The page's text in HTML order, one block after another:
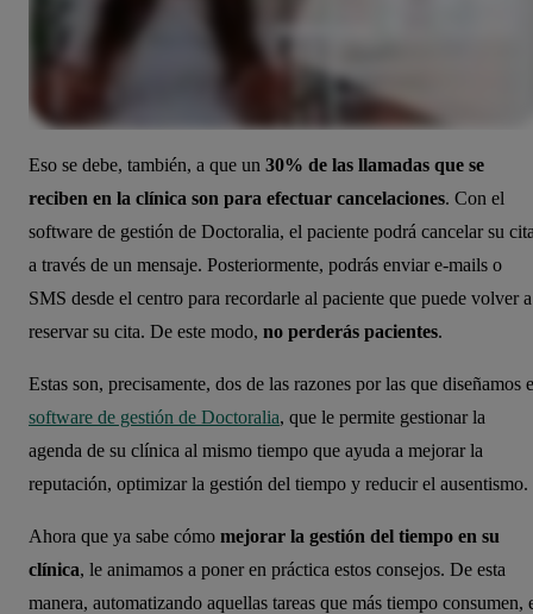
Eso se debe, también, a que un 30% de las llamadas que se
reciben en la clínica son para efectuar cancelaciones. Con el
software de gestión de Doctoralia, el paciente podrá cancelar su
a través de un mensaje. Posteriormente, podrás enviar e-mails o
SMS desde el centro para recordarle al paciente que puede volver a
reservar su cita. De este modo, no perderás pacientes.
Estas son, precisamente, dos de las razones por las que diseñamos
software de gestión de Doctoralia, que le permite gestionar la
agenda de su clínica al mismo tiempo que ayuda a mejorar la
reputación, optimizar la gestión del tiempo y reducir el ausentismo.
Ahora que ya sabe cómo mejorar la gestión del tiempo en su
clínica, le animamos a poner en práctica estos consejos. De esta
manera, automatizando aquellas tareas que más tiempo consumen,